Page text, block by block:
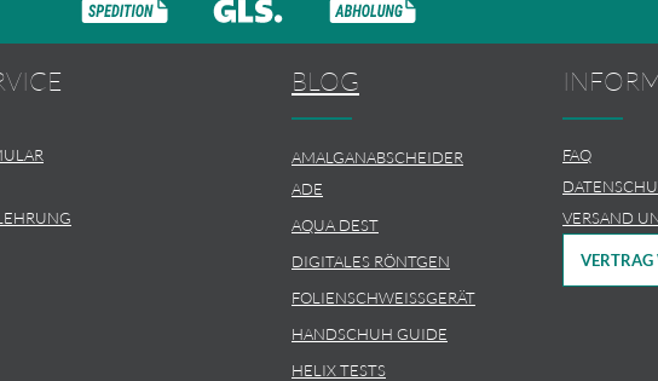
BLOG
AMALGANABSCHEIDER
ADE
AQUA DEST
DIGITALES RÖNTGEN
FOLIENSCHWEISSGERÄT
HANDSCHUH GUIDE
HELIX TESTS
FAQ
VERSAND
VERTRAG